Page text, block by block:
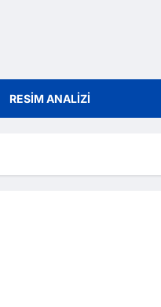
RESİM ANALİZİ